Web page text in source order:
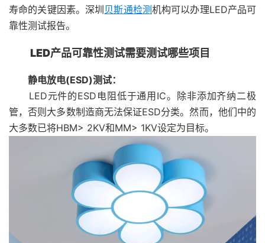
寿命的关键因素。深圳 贝斯通检测机构可以办理LED产品可
靠性测试报告。
LED产品可靠性测试需要测试哪些项目
静电放电(ESD)测试：
LED元件的ESD电阻低于通用IC。除非添加齐纳二极
管，否则大多数制造商无法保证ESD分类。然而，他们中的
大多数已将HBM> 2KV和MM> 1KV设定为目标。